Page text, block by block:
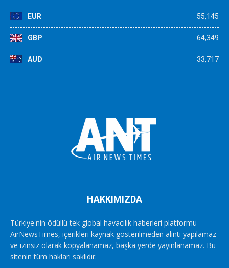
EUR 55,145
GBP 64,349
AUD 33,717
HAKKIMIZDA
Türkiye'nin ödüllü tek global havacılık haberleri platformu
AirNewsTimes, içerikleri kaynak gösterilmeden alıntı yapılamaz
ve izinsiz olarak kopyalanamaz, başka yerde yayınlanamaz. Bu
sitenin tüm hakları saklıdır.